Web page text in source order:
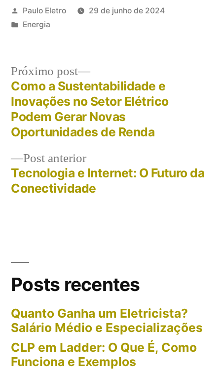
Publicado
por
Paulo Eletro
29 de junho de 2024
Publicado
Energia
Navegação
de
Post
Post anteriorPost
anterior:
Tecnologia e Internet: O Futuro da
Conectividade
Próximo post
Próximo
post:
Como a Sustentabilidade e
Inovações no Setor Elétrico
Podem Gerar Novas
Oportunidades de Renda
Posts recentes
Quanto Ganha um Eletricista?
Salário Médio e Especializações
CLP em Ladder: O Que É, Como
Funciona e Exemplos